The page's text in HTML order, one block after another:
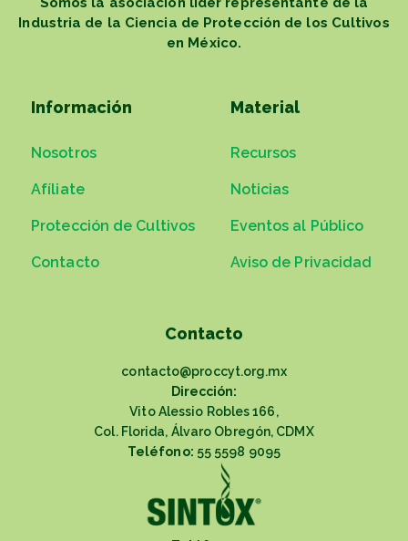
Industria de la Ciencia de Protección de los Cultivos
en México.
Información
Nosotros
Afíliate
Protección de Cultivos
Contacto
Material
Recursos
Noticias
Eventos al Público
Aviso de Privacidad
Contacto
contacto@proccyt.org.mx
Dirección:
Vito Alessio Robles 166,
Col. Florida, Álvaro Obregón, CDMX
Teléfono: 55 5598 9095